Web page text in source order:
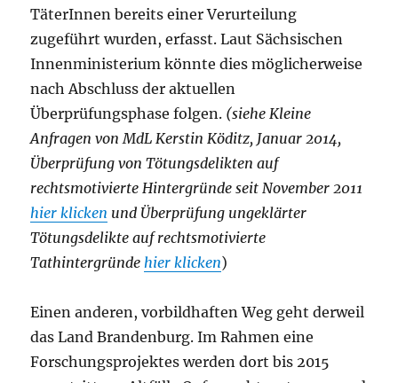
TäterInnen bereits einer Verurteilung
zugeführt wurden, erfasst. Laut Sächsischen
Innenministerium könnte dies möglicherweise
nach Abschluss der aktuellen
Überprüfungsphase folgen. (siehe Kleine
Anfragen von MdL Kerstin Köditz, Januar 2014,
Überprüfung von Tötungsdelikten auf
rechtsmotivierte Hintergründe seit November 2011
hier klicken und Überprüfung ungeklärter
Tötungsdelikte auf rechtsmotivierte
Tathintergründe hier klicken)
Einen anderen, vorbildhaften Weg geht derweil
das Land Brandenburg. Im Rahmen eine
Forschungsprojektes werden dort bis 2015